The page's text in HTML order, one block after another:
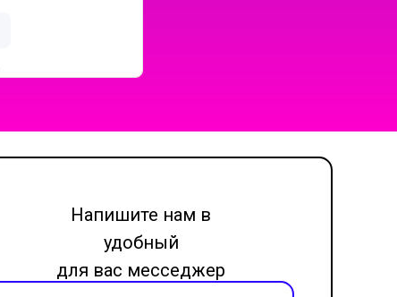
Напишите нам в
удобный
для вас месседжер